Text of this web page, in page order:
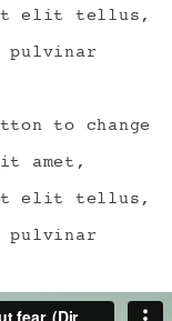
elit tellus,
pulvinar
to change
amet,
elit tellus,
pulvinar